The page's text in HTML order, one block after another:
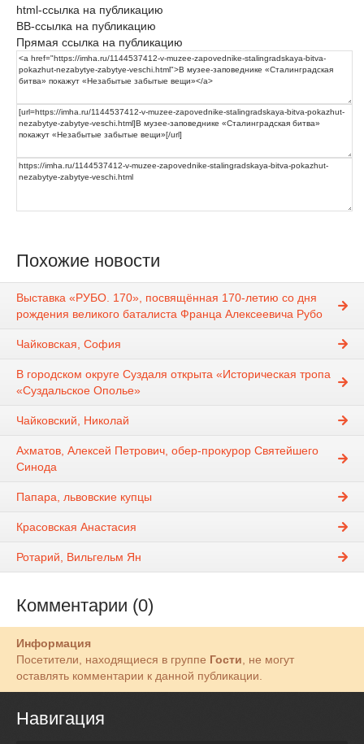
html-ссылка на публикацию
BB-ссылка на публикацию
Прямая ссылка на публикацию
Похожие новости
Выставка «РУБО. 170», посвящённая 170-летию со дня
рождения великого баталиста Франца Алексеевича Рубо
Чайковская, София
В городском округе Суздаля открыта «Историческая тропа
«Суздальское Ополье»
Чайковский, Николай
Ахматов, Алексей Петрович, обер-прокурор Святейшего
Синода
Папара, львовские купцы
Красовская Анастасия
Ротарий, Вильгельм Ян
Комментарии (0)
Информация
Посетители, находящиеся в группе Гости, не могут
оставлять комментарии к данной публикации.
Навигация